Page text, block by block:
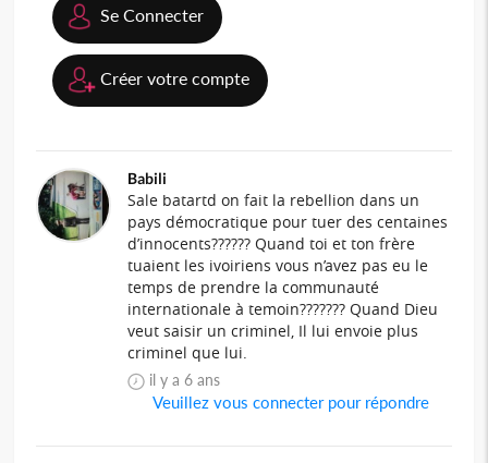
Se Connecter
Créer votre compte
Babili
Sale batartd on fait la rebellion dans un
pays démocratique pour tuer des centaines
d’innocents?????? Quand toi et ton frère
tuaient les ivoiriens vous n’avez pas eu le
temps de prendre la communauté
internationale à temoin??????? Quand Dieu
veut saisir un criminel, Il lui envoie plus
criminel que lui.
il y a 6 ans
Veuillez vous connecter pour répondre